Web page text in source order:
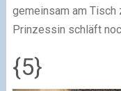
gemeinsam am
Prinzessin schläft
{5}